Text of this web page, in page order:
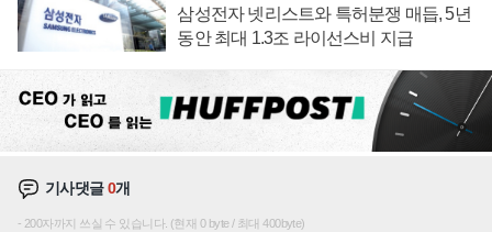
삼성전자 넷리스트와 특허분쟁 매듭, 5년
동안 최대 1.3조 라이선스비 지급
기사댓글0개
200자까지 쓰실 수 있습니다. (현재 0 byte / 최대 400byte)